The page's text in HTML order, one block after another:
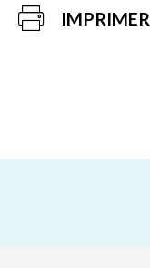
IMPRIMER